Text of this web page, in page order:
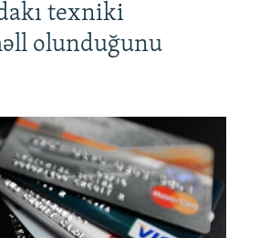
texniki
olunduğunu